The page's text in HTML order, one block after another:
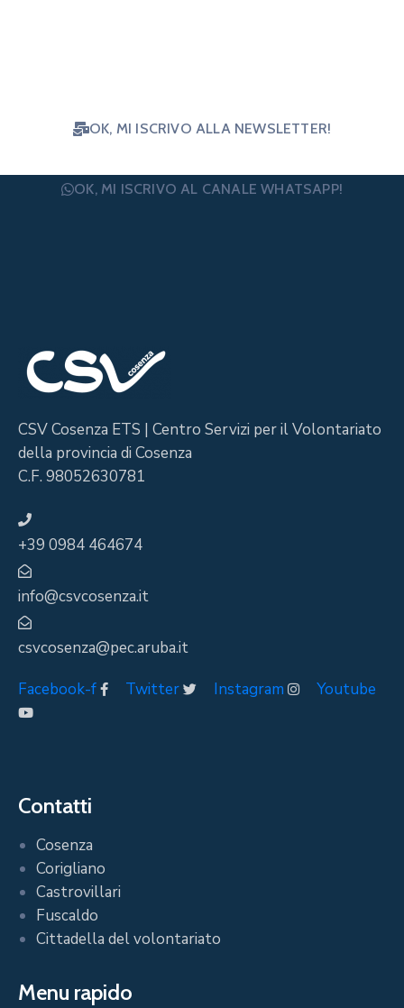
OK, MI ISCRIVO ALLA NEWSLETTER!
OK, MI ISCRIVO AL CANALE WHATSAPP!
CSV Cosenza ETS | Centro Servizi per il Volontariato
della provincia di Cosenza
C.F. 98052630781
+39 0984 464674
info@csvcosenza.it
csvcosenza@pec.aruba.it
Facebook-f
Twitter Instagram Youtube
Contatti
Cosenza
Corigliano
Castrovillari
Fuscaldo
Cittadella del volontariato
Menu rapido